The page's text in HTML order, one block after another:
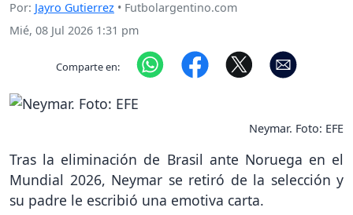
Por: Jayro Gutierrez • Futbolargentino.com
Mié, 08 Jul 2026 1:31 pm
Comparte en:
Neymar. Foto: EFE
Tras la eliminación de Brasil ante Noruega en el
Mundial 2026, Neymar se retiró de la selección y
su padre le escribió una emotiva carta.